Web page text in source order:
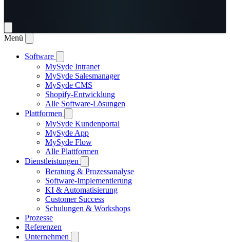
Menü
Software
MySyde Intranet
MySyde Salesmanager
MySyde CMS
Shopify-Entwicklung
Alle Software-Lösungen
Plattformen
MySyde Kundenportal
MySyde App
MySyde Flow
Alle Plattformen
Dienstleistungen
Beratung & Prozessanalyse
Software-Implementierung
KI & Automatisierung
Customer Success
Schulungen & Workshops
Prozesse
Referenzen
Unternehmen